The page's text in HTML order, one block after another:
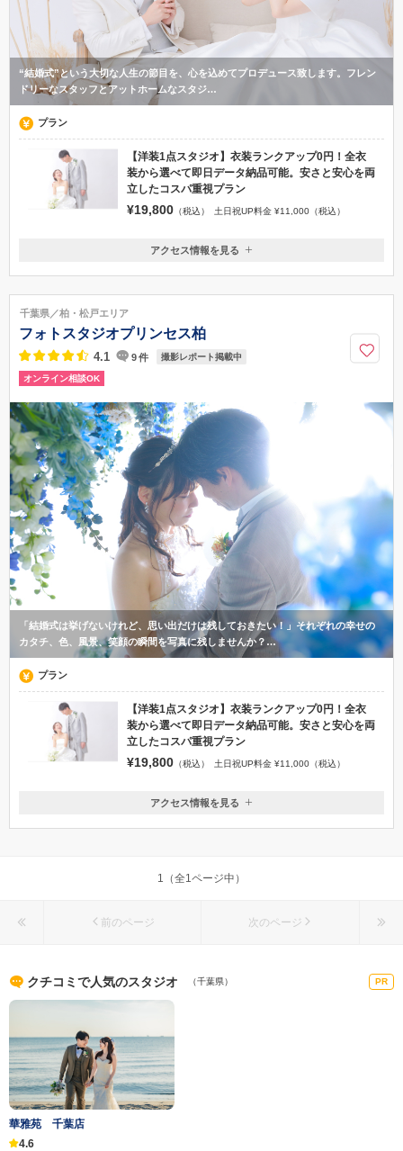
“結婚式”という大切な人生の節目を、心を込めてプロデュース致します。フレン
ドリーなスタッフとアットホームなスタジ…
プラン
【洋装1点スタジオ】衣装ランクアップ0円！全衣
装から選べて即日データ納品可能。安さと安心を両
立したコスパ重視プラン
¥19,800 （税込） 土日祝UP料金 ¥11,000（税込）
千葉県成田市赤坂2-1-13そよら成田ニュータウンアネックスA棟3F
料
0120-499-281
アクセス情報を見る
千葉県／柏・松戸エリア
フォトスタジオプリンセス柏
4.1 9件 撮影レポート掲載中
オンライン相談OK
「結婚式は挙げないけれど、思い出だけは残しておきたい！」それぞれの幸せの
カタチ、色、風景、笑顔の瞬間を写真に残しませんか？…
プラン
【洋装1点スタジオ】衣装ランクアップ0円！全衣
装から選べて即日データ納品可能。安さと安心を両
立したコスパ重視プラン
¥19,800 （税込） 土日祝UP料金 ¥11,000（税込）
千葉県柏市柏４−6－13 ホワイトパレスコミゾ２F
アクセス情報を見る
1（全1ページ中）
前のページ 次のページ
クチコミで人気のスタジオ （千葉県） PR
華雅苑 千葉店
4.6